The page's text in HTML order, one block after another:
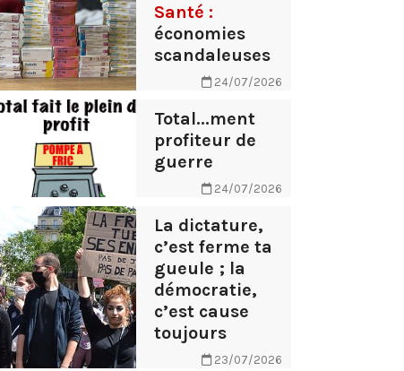
Santé :
économies
scandaleuses
24/07/2026
Total...ment
profiteur de
guerre
24/07/2026
La dictature,
c’est ferme ta
gueule ; la
démocratie,
c’est cause
toujours
23/07/2026